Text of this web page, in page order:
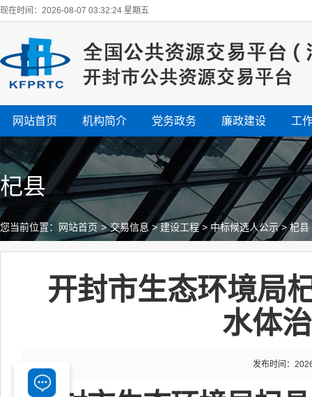
现在时间：2026-08-07 03:32:25 星期五
网站首页 机构简介 党务政务 廉政建设 工
杞县
您当前位置： 网站首页 > 交易信息 >建设工程>中标候选人公示>杞县
开封市生态环境局
水体
发布时间：